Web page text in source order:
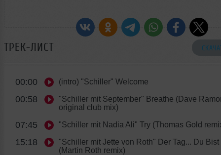
ТРЕК-ЛИСТ
00:00 (intro) "Schiller" Welcome
00:58
"Schiller mit September" Breathe (Dave
original club mix)
07:45 "Schiller mit Nadia Ali" Try (Thomas Gold
15:18
"Schiller mit Jette von Roth" Der Tag... Du
(Martin Roth remix)